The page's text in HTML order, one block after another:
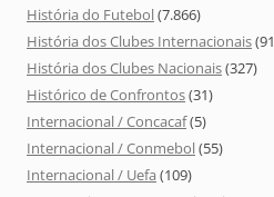
História do Futebol(7.866)
História dos Clubes Internacionais
História dos Clubes Nacionais(327)
Histórico de Confrontos(31)
Internacional / Concacaf(5)
Internacional / Conmebol(55)
Internacional / Uefa (109)